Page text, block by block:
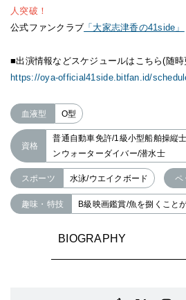
人突破！
公式ファンクラブ 「大家志津香の41side」
■出演情報などスケジュールはこちら(随時
https://oya-official41side.bitfan.id/
血液型 O型
資格
普通自動車免許/1級小型船舶操縦
ンウォーターダイバー/潜水士
スポーツ 水泳/ウエイクボード ペ
趣味・特技 B級映画鑑賞/魚を捌くこと
BIOGRAPHY